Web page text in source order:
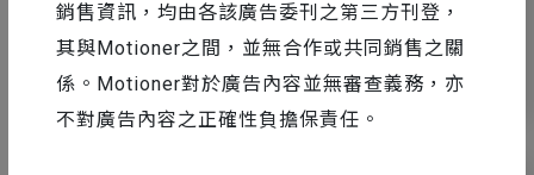
銷售資訊，均由各該廣告委刊之第三方刊登，
其與Motioner之間，並無合作或共同銷售之關
係。Motioner對於廣告內容並無審查義務，亦
不對廣告內容之正確性負擔保責任。
2 4903